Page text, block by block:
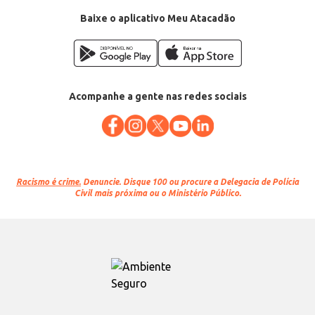
Baixe o aplicativo Meu Atacadão
Acompanhe a gente nas redes sociais
Racismo é crime. Denuncie. Disque 100 ou procure a Delegacia de Polícia
Civil mais próxima ou o Ministério Público.